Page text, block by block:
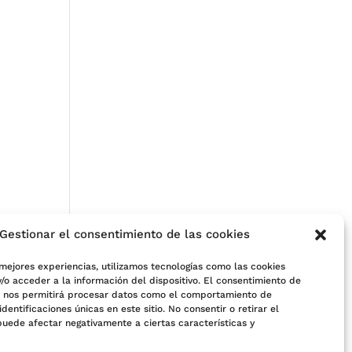
Gestionar el consentimiento de las cookies
experiencias, utilizamos tecnologías como las cookies
o acceder a la información del dispositivo. El consentimiento de
nos permitirá procesar datos como el comportamiento de
únicas en este sitio. No consentir o retirar el
afectar negativamente a ciertas características y